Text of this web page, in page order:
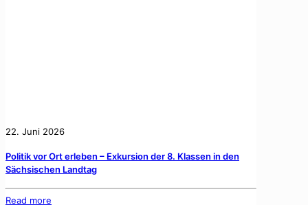
22. Juni 2026
Politik vor Ort erleben – Exkursion der 8. Klassen in den
Sächsischen Landtag
Read more